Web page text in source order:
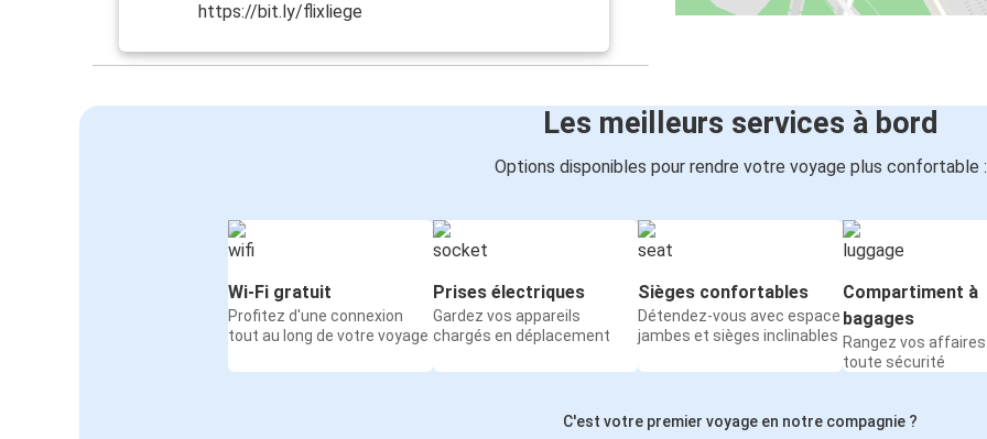
https://bit.ly/flixliege
Les meilleurs services à bord
Options disponibles pour rendre votre voyage plus confortable :
Wi-Fi gratuit
Profitez d'une connexion
tout au long de votre voyage
Prises électriques
Gardez vos appareils
chargés en déplacement
Sièges confortables
Détendez-vous avec espace
jambes et sièges inclinables
Compartiment à
bagages
Rangez vos affaires
toute sécurité
C'est votre premier voyage en notre compagnie ?